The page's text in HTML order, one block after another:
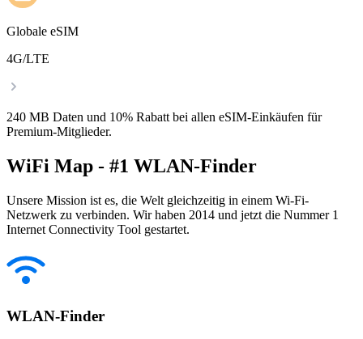
Globale eSIM
4G/LTE
240 MB Daten und 10% Rabatt bei allen eSIM-Einkäufen für
Premium-Mitglieder.
WiFi Map - #1 WLAN-Finder
Unsere Mission ist es, die Welt gleichzeitig in einem Wi-Fi-
Netzwerk zu verbinden. Wir haben 2014 und jetzt die Nummer 1
Internet Connectivity Tool gestartet.
WLAN-Finder